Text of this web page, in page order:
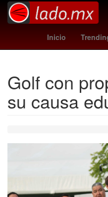
InicioINAPAM
Golf con
su causa